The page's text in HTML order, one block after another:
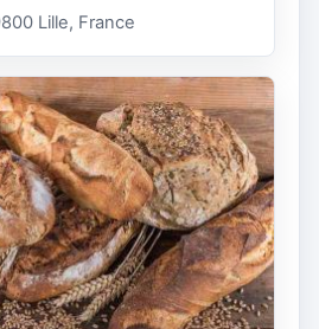
Lille, France